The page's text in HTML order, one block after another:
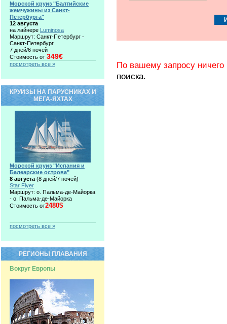
По вашему запросу ничего
поиска.
Морской круиз "Балтийские
жемчужины из Санкт-
Петербурга"
12 августа
на лайнере Luminosa
Маршрут: Санкт-Петербург -
Санкт-Петербург
7 дней/6 ночей
Стоимость от 349€
посмотреть все »
КРУИЗЫ НА ПАРУСНИКАХ И
МЕГА-ЯХТАХ
Морской круиз "Испания и
Балеарские острова"
8 августа (8 дней/7 ночей)
Star Flyer
Маршрут: о. Пальма-де-Майорка
- о. Пальма-де-Майорка
Стоимость от2480$
посмотреть все »
РЕГИОНЫ ПЛАВАНИЯ
Вокруг Европы